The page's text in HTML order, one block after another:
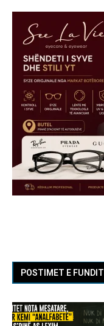
POSTIMET E FUNDIT